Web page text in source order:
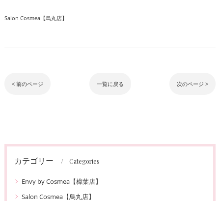
Salon Cosmea【烏丸店】
< 前のページ 一覧に戻る 次のページ >
カテゴリー Categories
Envy by Cosmea【樟葉店】
Salon Cosmea【烏丸店】